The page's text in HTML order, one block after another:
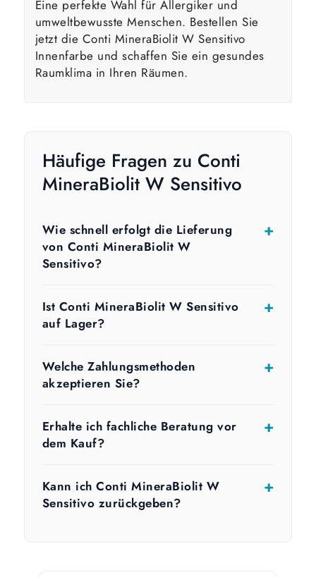
Eine perfekte Wahl für Allergiker und
umweltbewusste Menschen. Bestellen Sie
jetzt die Conti MineraBiolit W Sensitivo
Innenfarbe und schaffen Sie ein gesundes
Raumklima in Ihren Räumen.
Häufige Fragen zu Conti
MineraBiolit W Sensitivo
Wie schnell erfolgt die Lieferung
von Conti MineraBiolit W
Sensitivo?
Ist Conti MineraBiolit W Sensitivo
auf Lager?
Welche Zahlungsmethoden
akzeptieren Sie?
Erhalte ich fachliche Beratung vor
dem Kauf?
Kann ich Conti MineraBiolit W
Sensitivo zurückgeben?